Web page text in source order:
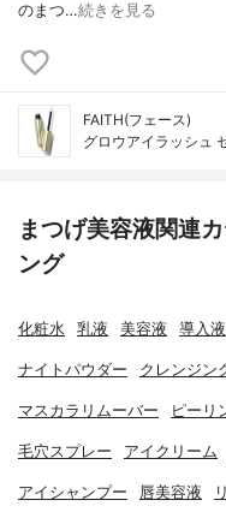
のまつ…続きを見る
FAITH(フェース)
グロウアイラッシュ
まつげ美容液関連
ング
化粧水 乳液 美容液 導入液
ナイトパウダー クレンジン
マスカラリムーバー ピーリ
毛穴スプレー アイクリーム
アイシャンプー 唇美容液